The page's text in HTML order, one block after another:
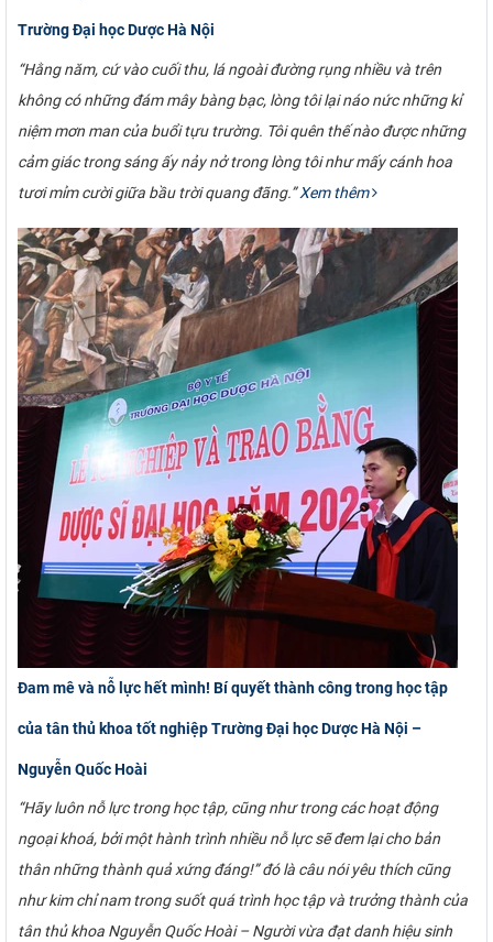
Trường Đại học Dược Hà Nội
“Hằng năm, cứ vào cuối thu, lá ngoài đường rụng nhiều và trên
không có những đám mây bàng bạc, lòng tôi lại náo nức những kỉ
niệm mơn man của buổi tựu trường. Tôi quên thế nào được những
cảm giác trong sáng ấy nảy nở trong lòng tôi như mấy cánh hoa
tươi mỉm cười giữa bầu trời quang đãng.”Xem thêm
Đam mê và nỗ lực hết mình! Bí quyết thành công trong học tập
của tân thủ khoa tốt nghiệp Trường Đại học Dược Hà Nội –
Nguyễn Quốc Hoài
“Hãy luôn nỗ lực trong học tập, cũng như trong các hoạt động
ngoại khoá, bởi một hành trình nhiều nỗ lực sẽ đem lại cho bản
thân những thành quả xứng đáng!” đó là câu nói yêu thích cũng
như kim chỉ nam trong suốt quá trình học tập và trưởng thành của
tân thủ khoa Nguyễn Quốc Hoài – Người vừa đạt danh hiệu sinh